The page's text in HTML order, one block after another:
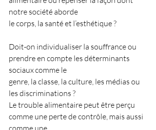
notre société aborde
le corps, la santé et l’esthétique ?
Doit-on individualiser la souffrance ou
prendre en compte les déterminants
sociaux comme le
genre, la classe, la culture, les médias ou
les discriminations ?
Le trouble alimentaire peut être perçu
comme une perte de contrôle, mais aussi
comme une